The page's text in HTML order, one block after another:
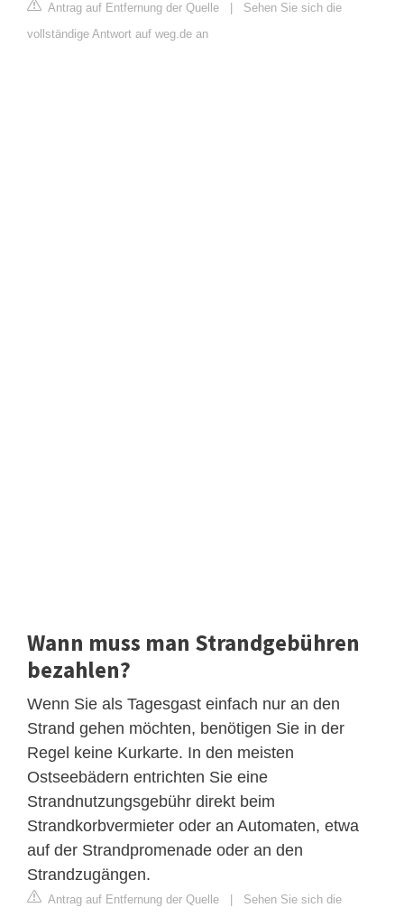
Antrag auf Entfernung der Quelle | Sehen Sie sich die
vollständige Antwort auf weg.de an
Wann muss man Strandgebühren
bezahlen?
Wenn Sie als Tagesgast einfach nur an den
Strand gehen möchten, benötigen Sie in der
Regel keine Kurkarte. In den meisten
Ostseebädern entrichten Sie eine
Strandnutzungsgebühr direkt beim
Strandkorbvermieter oder an Automaten, etwa
auf der Strandpromenade oder an den
Strandzugängen.
Antrag auf Entfernung der Quelle | Sehen Sie sich die